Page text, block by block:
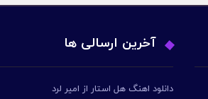
آخرین ارسالی ها
دانلود اهنگ هل استار از امیر لرد